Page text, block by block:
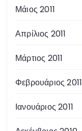
Μάιος 2011
Απρίλιος 2011
Μάρτιος 2011
Φεβρουάριος 2011
Ιανουάριος 2011